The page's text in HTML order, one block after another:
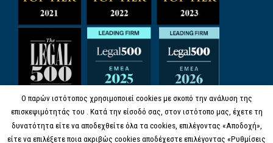
Ο παρών ιστότοπος χρησιμοποιεί cookies με σκοπό την ανάλυση της
επισκεψιμότητάς του . Κατά την είσοδό σας, στον ιστότοπο μας, έχετε τη
δυνατότητα είτε να αποδεχθείτε όλα τα cookies, επιλέγοντας «Αποδοχή»,
είτε να επιλέξετε ποια ακριβώς cookies αποδέχεστε επιλέγοντας «Ρυθμίσεις